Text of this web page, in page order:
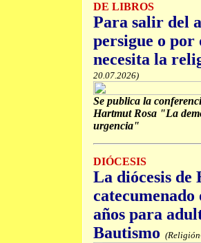
DE LIBROS
Para salir del
persigue o por
necesita la
20.07.2026)
Se publica la
Hartmut Rosa "La
urgencia"
DIÓCESIS
La diócesis
años para
Bautismo